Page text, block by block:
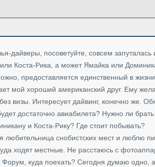
дайверы, посоветуйте, совсем
Коста-Рика, а может Ямайка или
предоставляется единственный в
мой хороший американский друг. Ему
визы. Интересует дайвинг, конечно же.
достаточно авиабилета? Нужно ли
и Коста-Рику? Где стоит побывать?
любительница снобистских мест и люблю
ходят местные. Не расстаюсь с
куда поехать? Сегодня думаю одно,